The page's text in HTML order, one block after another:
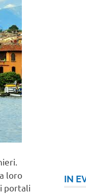
loro
portali
IN